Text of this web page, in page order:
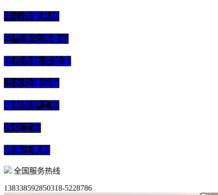
中心供氧系统
空气净化消毒机
医用方舱/实验室
污水处理设备
辐射防护工程
净化工程
微高压氧舱
全国服务热线
138338592850318-5228786